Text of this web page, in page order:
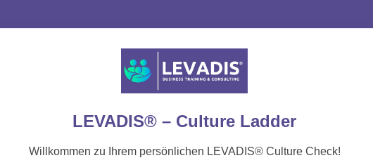
LEVADIS® – Culture Ladder
Willkommen zu Ihrem persönlichen LEVADIS® Culture Check!